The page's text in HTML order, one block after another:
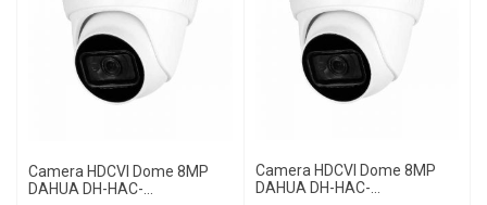
Camera HDCVI Dome 8MP
DAHUA DH-HAC-
Camera HDCVI Dome 8MP
DAHUA DH-HAC-